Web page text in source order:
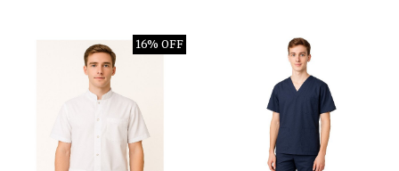
16% OFF